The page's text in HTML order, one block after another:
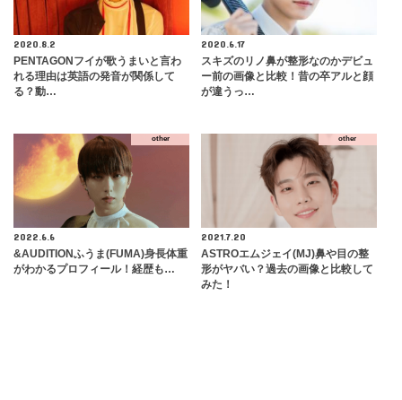
2020.8.2
PENTAGONフイが歌うまいと言わ
れる理由は英語の発音が関係して
る？動…
2020.6.17
スキズのリノ鼻が整形なのかデビュ
ー前の画像と比較！昔の卒アルと顔
が違うっ…
other
2022.6.6
&AUDITIONふうま(FUMA)身長体重
がわかるプロフィール！経歴も…
other
2021.7.20
ASTROエムジェイ(MJ)鼻や目の整
形がヤバい？過去の画像と比較して
みた！